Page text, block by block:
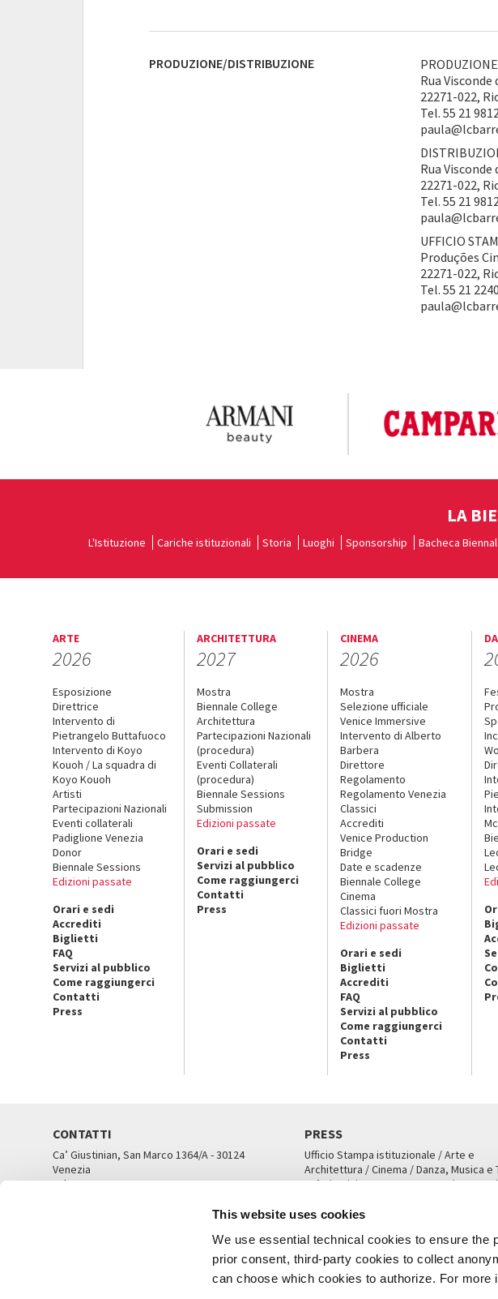
This website uses cookies
We use essential technical cookies to ensure the
prior consent, third-party cookies to collect
can choose which cookies to authorize. For more
PRODUZIONE/DISTRIBUZIONE
Rua Visconde
22271-022,
Tel. 55 21
Rua Visconde
22271-022,
Tel. 55 21
UFFICIO
Produções
22271-022,
Tel. 55 21
LA
L'Istituzione Cariche istituzionali Storia Luoghi Sponsorship Bacheca
ARTE
2026
Esposizione
Direttrice
Intervento di
Pietrangelo Buttafuoco
Intervento di Koyo
Kouoh / La squadra di
Koyo Kouoh
Artisti
Partecipazioni Nazionali
Eventi collaterali
Padiglione Venezia
Donor
Biennale Sessions
Edizioni passate
Orari e sedi
Accrediti
Biglietti
FAQ
Servizi al pubblico
Come raggiungerci
Contatti
Press
ARCHITETTURA
2027
Mostra
Biennale College
Architettura
Partecipazioni Nazionali
(procedura)
Eventi Collaterali
(procedura)
Biennale Sessions
Submission
Edizioni passate
Orari e sedi
Servizi al pubblico
Come raggiungerci
Contatti
Press
CINEMA
2026
Mostra
Selezione ufficiale
Venice Immersive
Intervento di Alberto
Barbera
Direttore
Regolamento
Regolamento Venezia
Classici
Accrediti
Venice Production
Bridge
Date e scadenze
Biennale College
Cinema
Classici fuori Mostra
Edizioni passate
Orari e sedi
Biglietti
Accrediti
FAQ
Servizi al pubblico
Come raggiungerci
Contatti
Press
CONTATTI
Ca’ Giustinian, San Marco 1364/A - 30124
Venezia
Tel. 041 5218711
PRESS
Ufficio Stampa istituzionale / Arte e
Architettura / Cinema / Danza, Musica e
Ca’ Giustinian, San Marco 1364/A,
UFFICI STAMPA